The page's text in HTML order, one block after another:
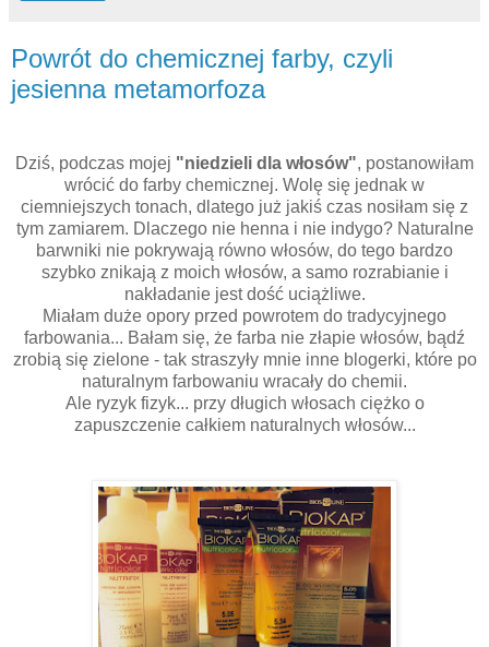
Powrót do chemicznej farby, czyli
jesienna metamorfoza
Dziś, podczas mojej "niedzieli dla włosów", postanowiłam
wrócić do farby chemicznej. Wolę się jednak w
ciemniejszych tonach, dlatego już jakiś czas nosiłam się z
tym zamiarem. Dlaczego nie henna i nie indygo? Naturalne
barwniki nie pokrywają równo włosów, do tego bardzo
szybko znikają z moich włosów, a samo rozrabianie i
nakładanie jest dość uciążliwe.
Miałam duże opory przed powrotem do tradycyjnego
farbowania... Bałam się, że farba nie złapie włosów, bądź
zrobią się zielone - tak straszyły mnie inne blogerki, które po
naturalnym farbowaniu wracały do chemii.
Ale ryzyk fizyk... przy długich włosach ciężko o
zapuszczenie całkiem naturalnych włosów...